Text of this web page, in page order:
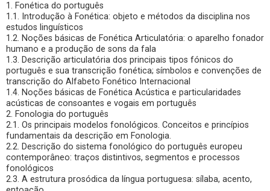
1. Fonética do português
1.1. Introdução à Fonética: objeto e métodos da disciplina nos
estudos linguísticos
1.2. Noções básicas de Fonética Articulatória: o aparelho fonador
humano e a produção de sons da fala
1.3. Descrição articulatória dos principais tipos fónicos do
português e sua transcrição fonética; símbolos e convenções de
transcrição do Alfabeto Fonético Internacional
1.4. Noções básicas de Fonética Acústica e particularidades
acústicas de consoantes e vogais em português
2. Fonologia do português
2.1. Os principais modelos fonológicos. Conceitos e princípios
fundamentais da descrição em Fonologia.
2.2. Descrição do sistema fonológico do português europeu
contemporâneo: traços distintivos, segmentos e processos
fonológicos
2.3. A estrutura prosódica da língua portuguesa: sílaba, acento,